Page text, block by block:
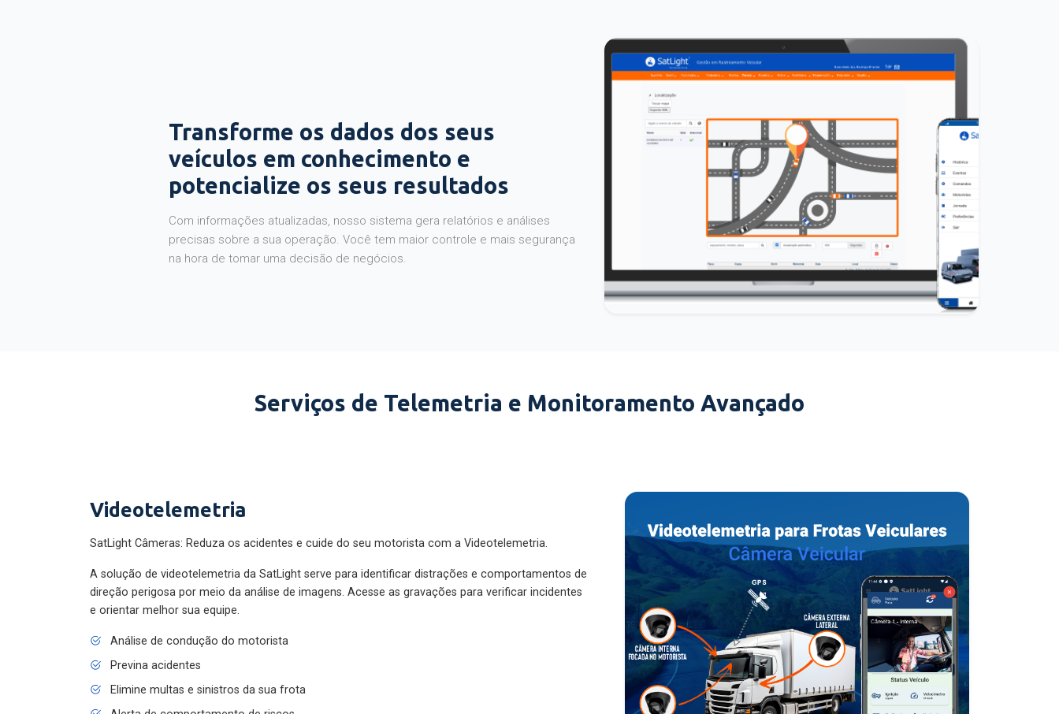
Transforme os dados dos seus
veículos em conhecimento e
potencialize os seus resultados
Com informações atualizadas, nosso sistema gera relatórios e análises
precisas sobre a sua operação. Você tem maior controle e mais segurança
na hora de tomar uma decisão de negócios.
Serviços de Telemetria e Monitoramento Avançado
Videotelemetria
SatLight Câmeras: Reduza os acidentes e cuide do seu motorista com a Videotelemetria.
A solução de videotelemetria da SatLight serve para identificar distrações e comportamentos de
direção perigosa por meio da análise de imagens. Acesse as gravações para verificar incidentes
e orientar melhor sua equipe.
Análise de condução do motorista
Previna acidentes
Elimine multas e sinistros da sua frota
Alerta de comportamento de riscos